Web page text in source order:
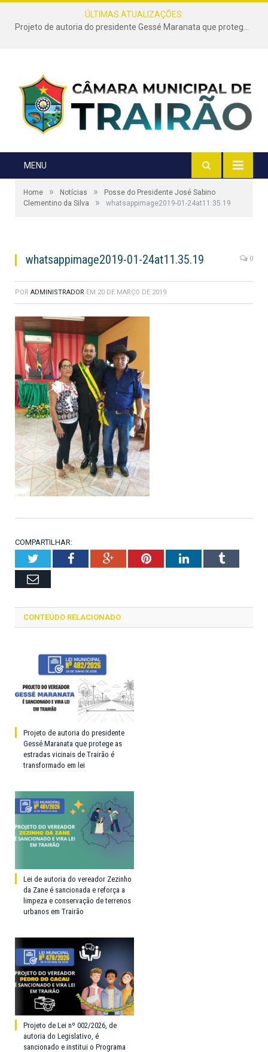
ÚLTIMAS ATUALIZAÇÕES:
Projeto de autoria do presidente Gessé Maranata que protege as estradas vicinais de Trairão é transformado em lei
MENU
Home » Notícias »
Posse do Presidente José Sabino
Clementino da Silva
» whatsappimage2019-01-24at11.35.19
whatsappimage2019-01-24at11.35.19 0
POR ADMINISTRADOR EM 20 DE MARÇO DE 2019
COMPARTILHAR:
TwitterFacebookGoogle+PinterestLinkedInTumblr
Email
CONTEÚDO RELACIONADO
Projeto de autoria do presidente
Gessé Maranata que protege as
estradas vicinais de Trairão é
transformado em lei
Lei de autoria do vereador Zezinho
da Zane é sancionada e reforça a
limpeza e conservação de terrenos
urbanos em Trairão
Projeto de Lei nº 002/2026, de
autoria do Legislativo, é
sancionado e institui o Programa